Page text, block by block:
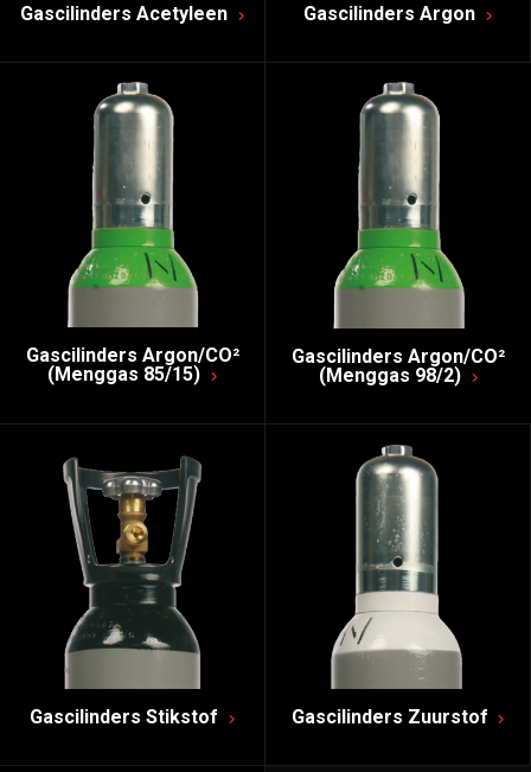
Gascilinders Acetyleen Gascilinders Argon
Gascilinders Argon/CO²
(Menggas 85/15)
Gascilinders Argon/CO²
(Menggas 98/2)
Gascilinders Stikstof Gascilinders Zuurstof